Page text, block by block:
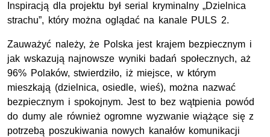
Inspiracją dla projektu był serial kryminalny „Dzielnica
strachu”, który można oglądać na kanale PULS 2.
Zauważyć należy, że Polska jest krajem bezpiecznym i
jak wskazują najnowsze wyniki badań społecznych, aż
96% Polaków, stwierdziło, iż miejsce, w którym
mieszkają (dzielnica, osiedle, wieś), można nazwać
bezpiecznym i spokojnym. Jest to bez wątpienia powód
do dumy ale również ogromne wyzwanie wiążące się z
potrzebą poszukiwania nowych kanałów komunikacji